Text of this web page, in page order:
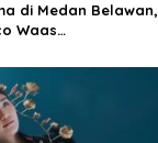
di Medan Belawan,
Waas…